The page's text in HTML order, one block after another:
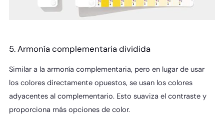
5. Armonía complementaria dividida
Similar a la armonía complementaria, pero en lugar de usar
los colores directamente opuestos, se usan los colores
adyacentes al complementario. Esto suaviza el contraste y
proporciona más opciones de color.